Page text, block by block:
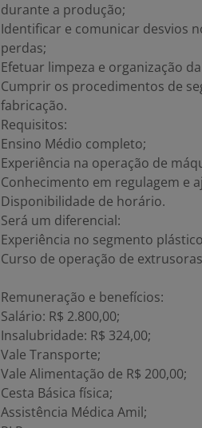
durante a produção;
Identificar e comunicar desvios
perdas;
Efetuar limpeza e organização
Cumprir os procedimentos de
fabricação.
Requisitos:
Ensino Médio completo;
Experiência na operação de
Conhecimento em regulagem e
Disponibilidade de horário.
Será um diferencial:
Experiência no segmento
Curso de operação de
Remuneração e benefícios:
Salário: R$ 2.800,00;
Insalubridade: R$ 324,00;
Vale Transporte;
Vale Alimentação de R$ 200,00;
Cesta Básica física;
Assistência Médica Amil;